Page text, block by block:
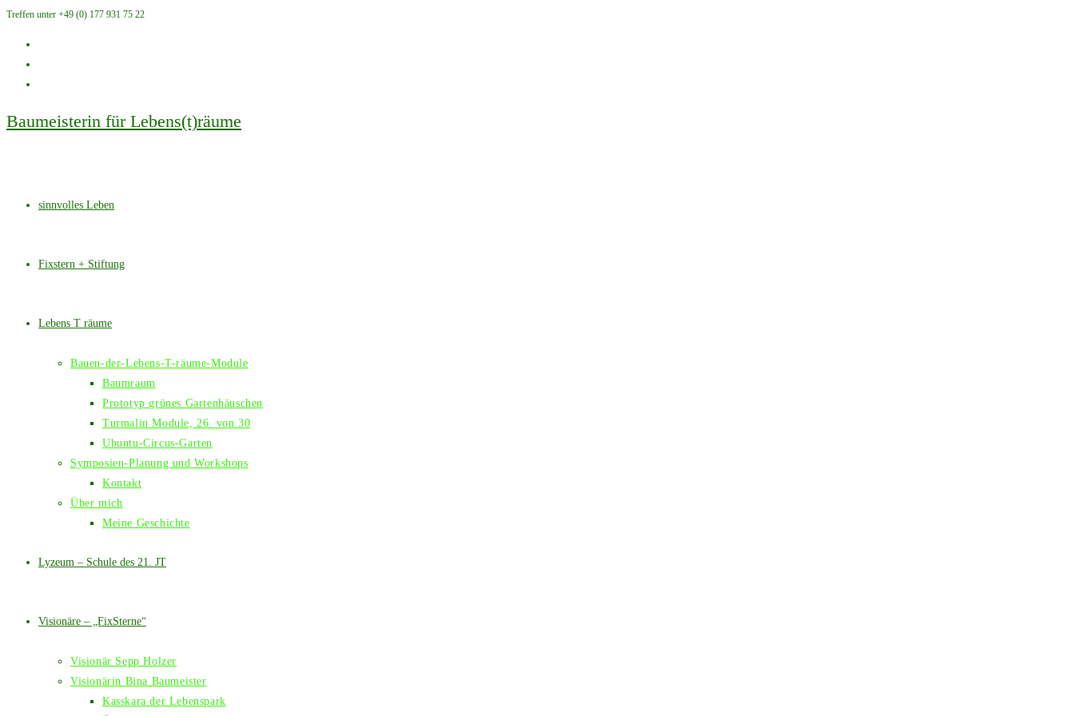
Zum
Treffen unter +49 (0) 177 931 75 22
Baumeisterin für Lebens(t)räume
sinnvolles Leben
Fixstern + Stiftung
Lebens T räume
Bauen-der-Lebens-T-räume-Module
Baumraum
Prototyp grünes Gartenhäuschen
Turmalin Module, 26. von 30
Ubuntu-Circus-Garten
Symposien-Planung und Workshops
Kontakt
Über mich
Meine Geschichte
Lyzeum – Schule des 21. JT
Visionäre – „FixSterne“
Visionär Sepp Holzer
Visionärin Bina Baumeister
Kasskara der Lebenspark